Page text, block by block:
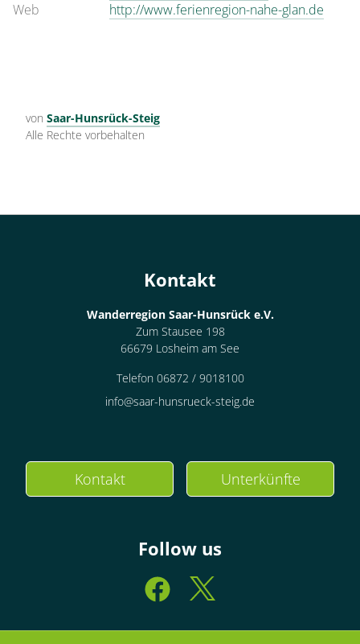
Web
http://www.ferienregion-nahe-glan.de
von Saar-Hunsrück-Steig
Alle Rechte vorbehalten
Kontakt
Wanderregion Saar-Hunsrück e.V.
Zum Stausee 198
66679 Losheim am See
Telefon 06872 / 9018100
info@saar-hunsrueck-steig.de
Kontakt Unterkünfte
Follow us